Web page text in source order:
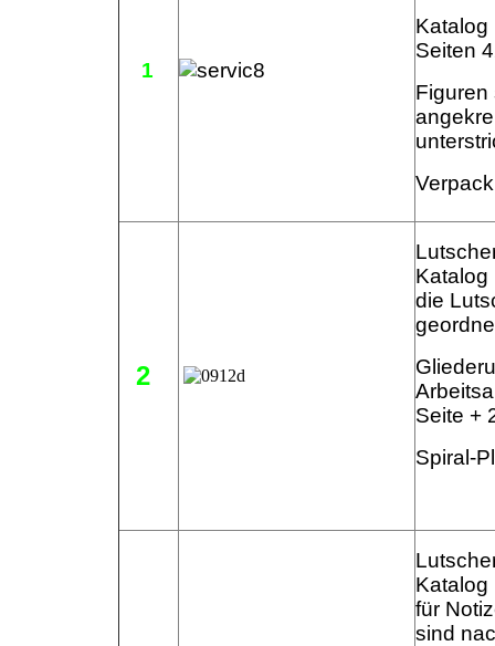
1
Katalog
Seiten
Figuren
2
Katalog
die
Seite +
Spiral-
Katalog
für
sind